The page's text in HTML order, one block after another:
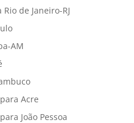
de Janeiro-RJ
AM
Acre
João Pessoa